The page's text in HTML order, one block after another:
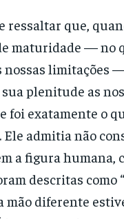
ressaltar que,
maturidade — no
nossas limitações
plenitude as
foi exatamente o
Ele admitia não
a figura humana,
descritas como
mão diferente